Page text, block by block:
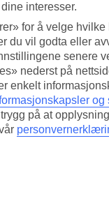
Gran
hotell der du får
og hav. Den unike
Rico og den
en fantastisk
interesser.
for å velge hvilke
du vil godta eller
senere
nederst på
enkelt
og
på at